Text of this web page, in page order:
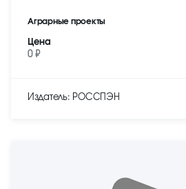
Аграрные проекты
Цена
0 ₽
Издатель: РОССПЭН